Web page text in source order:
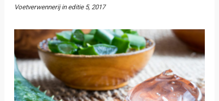
Voetverwennerij in editie 5, 2017